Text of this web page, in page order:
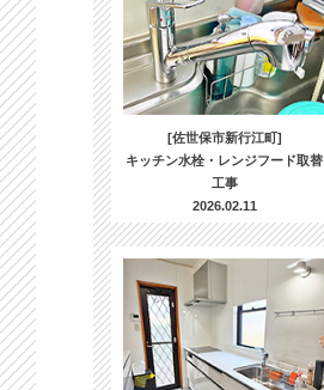
[佐世保市新行江町]
キッチン水栓・レンジフード取替
工事
2026.02.11